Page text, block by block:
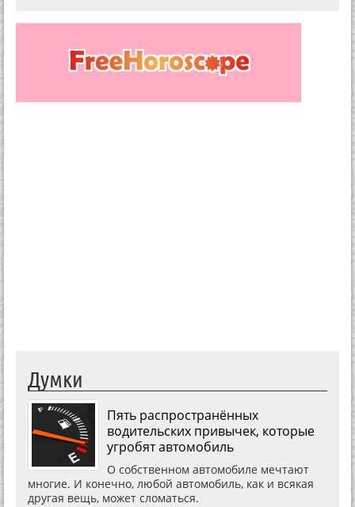
Думки
Пять распространённых
водительских привычек, которые
угробят автомобиль
О собственном автомобиле мечтают
многие. И конечно, любой автомобиль, как и всякая
другая вещь, может сломаться.